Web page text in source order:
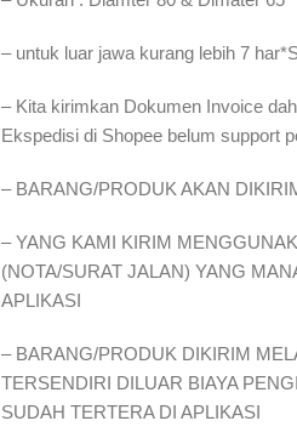
– untuk luar jawa kurang lebih 7
– Kita kirimkan Dokumen Invoice
Ekspedisi di Shopee belum support
– BARANG/PRODUK AKAN
– YANG KAMI KIRIM
(NOTA/SURAT JALAN) YANG
APLIKASI
– BARANG/PRODUK DIKIRIM
TERSENDIRI DILUAR BIAYA
SUDAH TERTERA DI APLIKASI